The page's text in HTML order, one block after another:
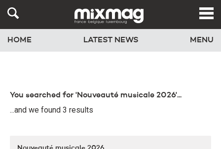
HOME LATEST NEWS MENU
You searched for 'Nouveauté musicale 2026'...
...and we found 3 results